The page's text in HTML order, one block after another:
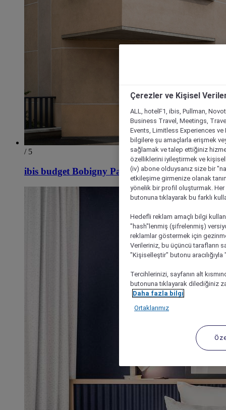
/ 5
ibis budget Bobigny Pantin
Çerezler ve Kişisel
ALL, hotelF1, ibis, Pullman,
Business Travel, Meetings,
Events, Limitless Experiences
bilgilere şu amaçlarla erişmek
sağlamak ve talep ettiğiniz
özelliklerini iyileştirmek ve
(iv) abone olduysanız size bir
etkileşime girmenize olanak
yönelik bir profil oluşturmak.
butonuna tıklayarak bu farklı
Hedefli reklam amaçlı bilgi
"hash"lenmiş (şifrelenmiş)
reklamlar göstermek için
Verileriniz, bu üçüncü tarafların
"Kişiselleştir" butonu
Tercihlerinizi, sayfanın alt
butonuna tıklayarak dilediğiniz
Daha fazla bilgi
Ortaklarımız